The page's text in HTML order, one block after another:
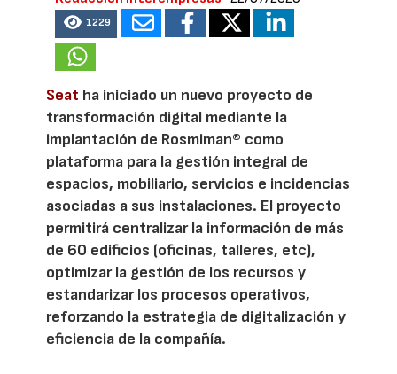
1229
Seat ha iniciado un nuevo proyecto de
transformación digital mediante la
implantación de Rosmiman® como
plataforma para la gestión integral de
espacios, mobiliario, servicios e incidencias
asociadas a sus instalaciones. El proyecto
permitirá centralizar la información de más
de 60 edificios (oficinas, talleres, etc),
optimizar la gestión de los recursos y
estandarizar los procesos operativos,
reforzando la estrategia de digitalización y
eficiencia de la compañía.